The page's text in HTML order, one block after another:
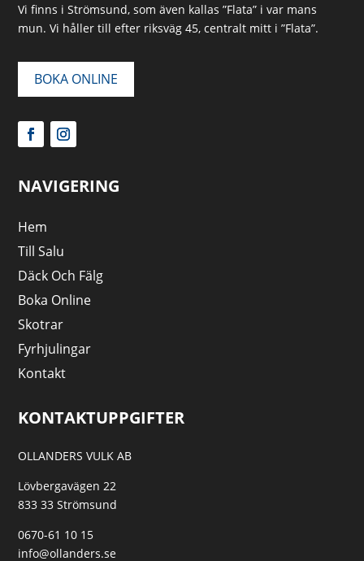
Vi finns i Strömsund, som även kallas ”Flata” i var mans
mun. Vi håller till efter riksväg 45, centralt mitt i ”Flata”.
BOKA ONLINE
NAVIGERING
Hem
Till Salu
Däck Och Fälg
Boka Online
Skotrar
Fyrhjulingar
Kontakt
KONTAKTUPPGIFTER
OLLANDERS VULK AB
Lövbergavägen 22
833 33 Strömsund
0670-61 10 15
info@ollanders.se